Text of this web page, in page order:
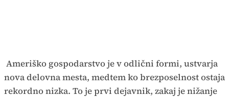
Ameriško gospodarstvo je v odlični formi, ustvarja
nova delovna mesta, medtem ko brezposelnost ostaja
rekordno nizka. To je prvi dejavnik, zakaj je nižanje